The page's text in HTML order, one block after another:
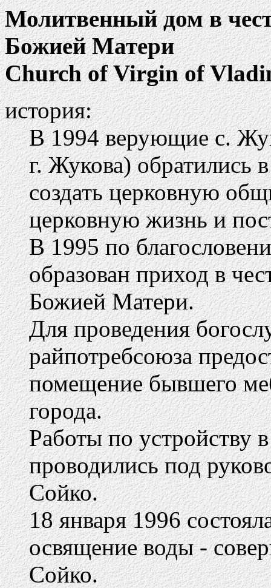
Молитвенный дом в
Божией Матери
Church of Virgin of
история:
В 1994 верующие с.
г. Жукова) обратились
создать церковную
церковную жизнь и
В 1995 по
образован приход в
Божией Матери.
Для проведения
райпотребсоюза
помещение бывшего
города.
Работы по устройству
проводились под
Сойко.
18 января 1996
освящение воды -
Сойко.